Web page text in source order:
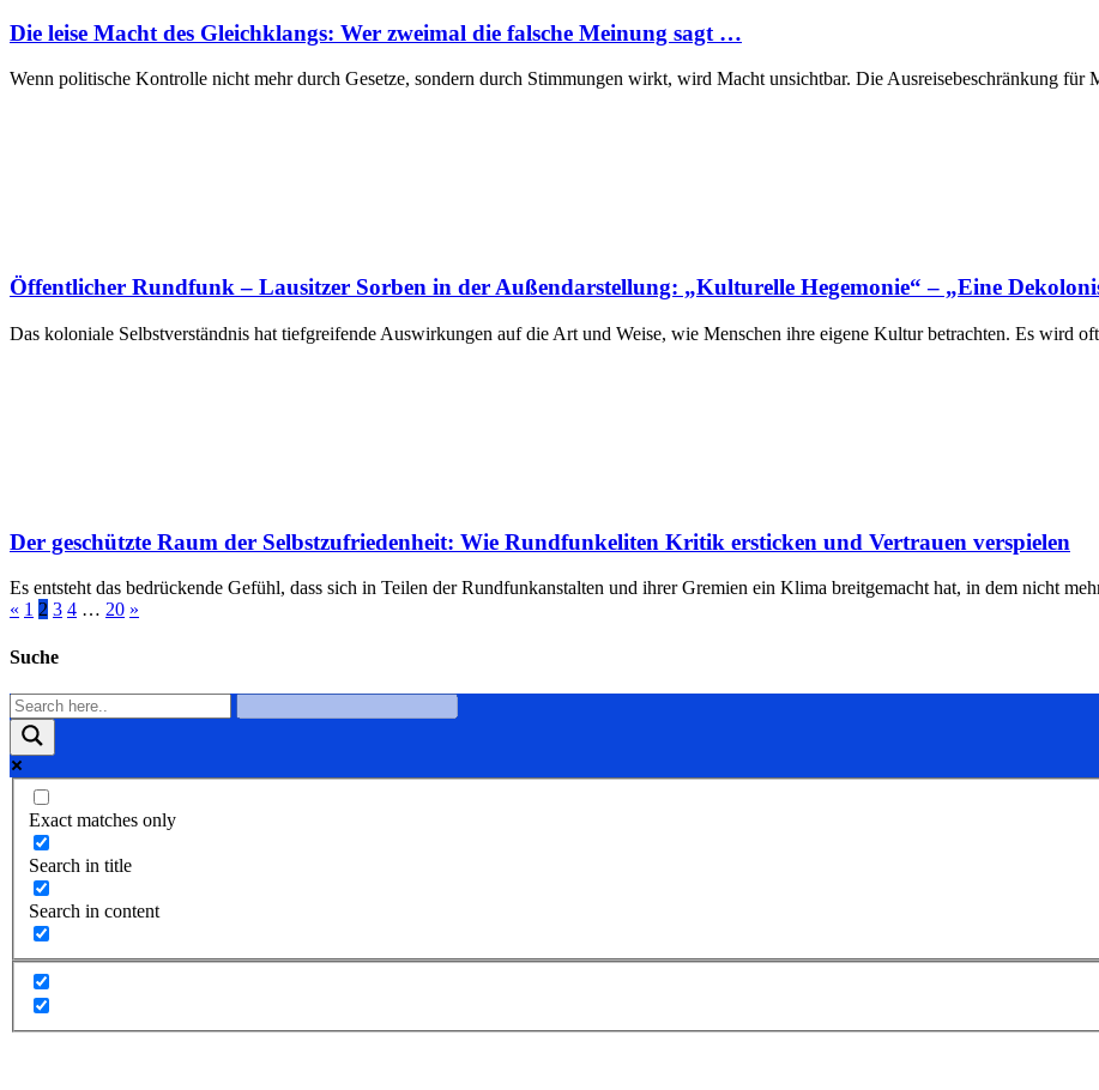
Die leise Macht des Gleichklangs: Wer zweimal die falsche Meinung sagt …
Wenn politische Kontrolle nicht mehr durch Gesetze, sondern durch Stimmungen wirkt, wird Macht unsichtbar. Die Ausreisebeschränkung für
Öffentlicher Rundfunk – Lausitzer Sorben in der Außendarstellung: „Kulturelle Hegemonie“ – „Eine
Das koloniale Selbstverständnis hat tiefgreifende Auswirkungen auf die Art und Weise, wie Menschen ihre eigene Kultur betrachten. Es wird
Der geschützte Raum der Selbstzufriedenheit: Wie Rundfunkeliten Kritik ersticken und Vertrauen verspielen
Es entsteht das bedrückende Gefühl, dass sich in Teilen der Rundfunkanstalten und ihrer Gremien ein Klima breitgemacht hat, in dem nicht
« 1 2 3 4 … 20 »
Suche
Exact matches only
Search in title
Search in content